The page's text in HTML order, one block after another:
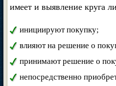
имеет и выявление круга
инициируют покупку;
влияют на решение о
принимают решение о
непосредственно